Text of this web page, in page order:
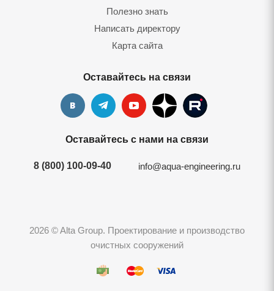
Полезно знать
Написать директору
Карта сайта
Оставайтесь на связи
Оставайтесь с нами на связи
8 (800) 100-09-40 info@aqua-engineering.ru
2026 © Alta Group. Проектирование и производство
очистных сооружений